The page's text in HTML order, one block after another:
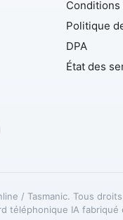
Politique
DPA
État des
/ Tasmanic. Tous
téléphonique IA fabriqué